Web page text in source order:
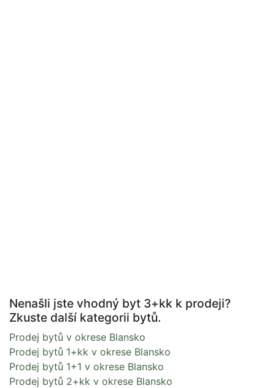
Nenašli jste vhodný byt 3+kk k prodeji?
Zkuste další kategorii bytů.
Prodej bytů v okrese Blansko
Prodej bytů 1+kk v okrese Blansko
Prodej bytů 1+1 v okrese Blansko
Prodej bytů 2+kk v okrese Blansko